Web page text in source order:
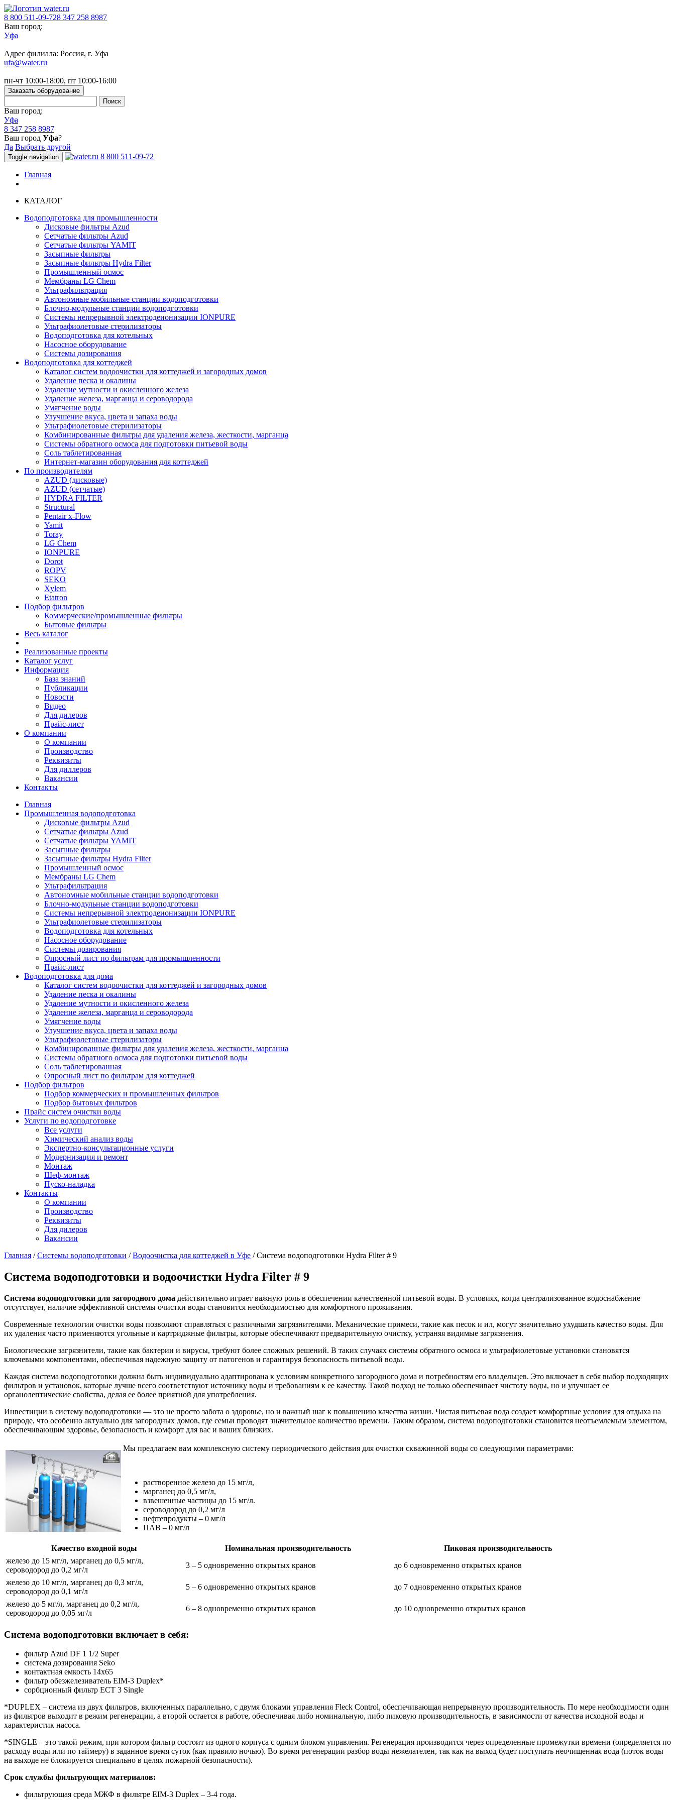
8 800 511-09-728 347 258 8987
Ваш город:
Уфа
Адрес филиала: Россия, г. Уфа
ufa@water.ru
пн-чт 10:00-18:00, пт 10:00-16:00
Заказать оборудование
Ваш город:
Уфа
8 347 258 8987
Ваш город Уфа?
Да Выбрать другой
Toggle navigation 8 800 511-09-72
Главная
КАТАЛОГ
Водоподготовка для промышленности
Дисковые фильтры Azud
Сетчатые фильтры Azud
Сетчатые фильтры YAMIT
Засыпные фильтры
Засыпные фильтры Hydra Filter
Промышленный осмос
Мембраны LG Chem
Ультрафильтрация
Автономные мобильные станции водоподготовки
Блочно-модульные станции водоподготовки
Системы непрерывной электродеионизации IONPURE
Ультрафиолетовые стерилизаторы
Водоподготовка для котельных
Насосное оборудование
Системы дозирования
Водоподготовка для коттеджей
Каталог систем водоочистки для коттеджей и загородных домов
Удаление песка и окалины
Удаление мутности и окисленного железа
Удаление железа, марганца и сероводорода
Умягчение воды
Улучшение вкуса, цвета и запаха воды
Ультрафиолетовые стерилизаторы
Комбинированные фильтры для удаления железа, жесткости, марганца
Системы обратного осмоса для подготовки питьевой воды
Соль таблетированная
Интернет-магазин оборудования для коттеджей
По производителям
AZUD (дисковые)
AZUD (сетчатые)
HYDRA FILTER
Structural
Pentair x-Flow
Yamit
Toray
LG Chem
IONPURE
Dorot
ROPV
SEKO
Xylem
Etatron
Подбор фильтров
Коммерческие/промышленные фильтры
Бытовые фильтры
Весь каталог
Реализованные проекты
Каталог услуг
Информация
База знаний
Публикации
Новости
Видео
Для дилеров
Прайс-лист
О компании
О компании
Производство
Реквизиты
Для диллеров
Вакансии
Контакты
Главная
Промышленная водоподготовка
Дисковые фильтры Azud
Сетчатые фильтры Azud
Сетчатые фильтры YAMIT
Засыпные фильтры
Засыпные фильтры Hydra Filter
Промышленный осмос
Мембраны LG Chem
Ультрафильтрация
Автономные мобильные станции водоподготовки
Блочно-модульные станции водоподготовки
Системы непрерывной электродеионизации IONPURE
Ультрафиолетовые стерилизаторы
Водоподготовка для котельных
Насосное оборудование
Системы дозирования
Опросный лист по фильтрам для промышленности
Прайс-лист
Водоподготовка для дома
Каталог систем водоочистки для коттеджей и загородных домов
Удаление песка и окалины
Удаление мутности и окисленного железа
Удаление железа, марганца и сероводорода
Умягчение воды
Улучшение вкуса, цвета и запаха воды
Ультрафиолетовые стерилизаторы
Комбинированные фильтры для удаления железа, жесткости, марганца
Системы обратного осмоса для подготовки питьевой воды
Соль таблетированная
Опросный лист по фильтрам для коттеджей
Подбор фильтров
Подбор коммерческих и промышленных фильтров
Подбор бытовых фильтров
Прайс систем очистки воды
Услуги по водоподготовке
Все услуги
Химический анализ воды
Экспертно-консультационные услуги
Модернизация и ремонт
Монтаж
Шеф-монтаж
Пуско-наладка
Контакты
О компании
Производство
Реквизиты
Для дилеров
Вакансии
Главная /Системы водоподготовки /Водоочистка для коттеджей в Уфе /Система водоподготовки Hydra Filter # 9
Система водоподготовки и водоочистки Hydra Filter # 9
Система водоподготовки для загородного дома действительно играет важную роль в обеспечении качественной питьевой воды. В условиях, когда централизованное водоснабжение
отсутствует, наличие эффективной системы очистки воды становится необходимостью для комфортного проживания.
Современные технологии очистки воды позволяют справляться с различными загрязнителями. Механические примеси, такие как песок и ил, могут значительно ухудшать качество воды. Для
их удаления часто применяются угольные и картриджные фильтры, которые обеспечивают предварительную очистку, устраняя видимые загрязнения.
Биологические загрязнители, такие как бактерии и вирусы, требуют более сложных решений. В таких случаях системы обратного осмоса и ультрафиолетовые установки становятся
ключевыми компонентами, обеспечивая надежную защиту от патогенов и гарантируя безопасность питьевой воды.
Каждая система водоподготовки должна быть индивидуально адаптирована к условиям конкретного загородного дома и потребностям его владельцев. Это включает в себя выбор подходящих
фильтров и установок, которые лучше всего соответствуют источнику воды и требованиям к ее качеству. Такой подход не только обеспечивает чистоту воды, но и улучшает ее
органолептические свойства, делая ее более приятной для употребления.
Инвестиции в систему водоподготовки — это не просто забота о здоровье, но и важный шаг к повышению качества жизни. Чистая питьевая вода создает комфортные условия для отдыха на
природе, что особенно актуально для загородных домов, где семьи проводят значительное количество времени. Таким образом, система водоподготовки становится неотъемлемым элементом,
обеспечивающим здоровье, безопасность и комфорт для вас и ваших близких.
Мы предлагаем вам комплексную систему периодического действия для очистки скважинной воды со следующими параметрами:
растворенное железо до 15 мг/л,
марганец до 0,5 мг/л,
взвешенные частицы до 15 мг/л.
сероводород до 0,2 мг/л
нефтепродукты – 0 мг/л
ПАВ – 0 мг/л
Качество входной воды Номинальная производительность
Пиковая производительность
железо до 15 мг/л, марганец до 0,5 мг/л,
сероводород до 0,2 мг/л
3 – 5 одновременно открытых кранов
до 6 одновременно открытых кранов
железо до 10 мг/л, марганец до 0,3 мг/л,
сероводород до 0,1 мг/л
5 – 6 одновременно открытых кранов
до 7 одновременно открытых кранов
железо до 5 мг/л, марганец до 0,2 мг/л,
сероводород до 0,05 мг/л
6 – 8 одновременно открытых кранов до 10 одновременно открытых кранов
Система водоподготовки включает в себя:
фильтр Azud DF 1 1/2 Super
система дозирования Seko
контактная емкость 14х65
фильтр обезжелезиватель EIM-3 Duplex*
сорбционный фильтр ECT 3 Single
*DUPLEX – система из двух фильтров, включенных параллельно, с двумя блоками управления Fleck Control, обеспечивающая непрерывную производительность. По мере необходимости один
из фильтров выходит в режим регенерации, а второй остается в работе, обеспечивая либо номинальную, либо пиковую производительность, в зависимости от качества исходной воды и
характеристик насоса.
*SINGLE – это такой режим, при котором фильтр состоит из одного корпуса с одним блоком управления. Регенерация производится через определенные промежутки времени (определяется по
расходу воды или по таймеру) в заданное время суток (как правило ночью). Во время регенерации разбор воды нежелателен, так как на выход будет поступать неочищенная вода (поток воды
на выходе не блокируется специально в целях пожарной безопасности).
Срок службы фильтрующих материалов:
фильтрующая среда МЖФ в фильтре EIM-3 Duplex – 3-4 года.